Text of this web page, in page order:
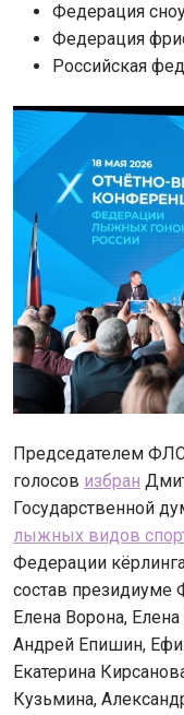
Федерация
Федерация
Российская
Председателем
голосов избран
Государственной
лыжных видов
Федерации
состав
Елена Ворона,
Андрей Епишин,
Екатерина
Кузьмина,